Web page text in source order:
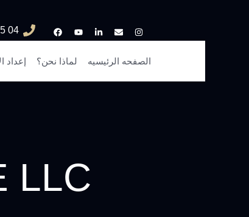
04 835 3292
الصفحه الرئيسيه لماذا نحن؟ إعداد
LLC